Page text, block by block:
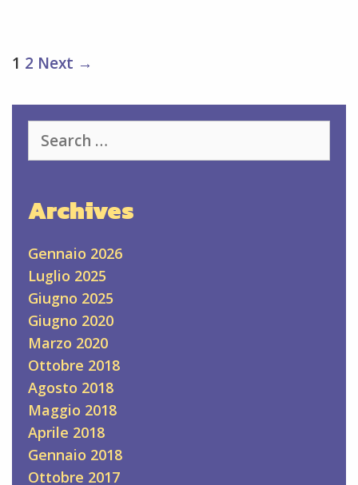
Post
1 2 Next →
for:
Archives
Gennaio 2026
Luglio 2025
Giugno 2025
Giugno 2020
Marzo 2020
Ottobre 2018
Agosto 2018
Maggio 2018
Aprile 2018
Gennaio 2018
Ottobre 2017